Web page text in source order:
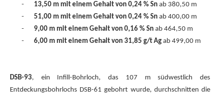
-
13,50 m mit einem Gehalt von 0,24 % Sn ab 380,50 m
-
51,00 m mit einem Gehalt von 0,24 % Sn ab 400,00 m
-
9,00 m mit einem Gehalt von 0,16 % Sn ab 464,50 m
-
6,00 m mit einem Gehalt von 31,85 g/t Ag ab 499,00 m
DSB-93, ein Infill-Bohrloch, das 107 m südwestlich des
Entdeckungsbohrlochs DSB-61 gebohrt wurde, durchschnitten die